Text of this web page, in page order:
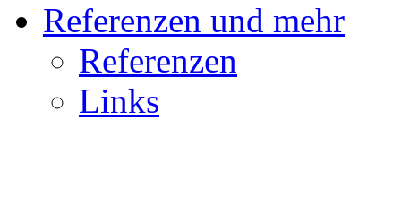
Referenzen und mehr
Referenzen
Links